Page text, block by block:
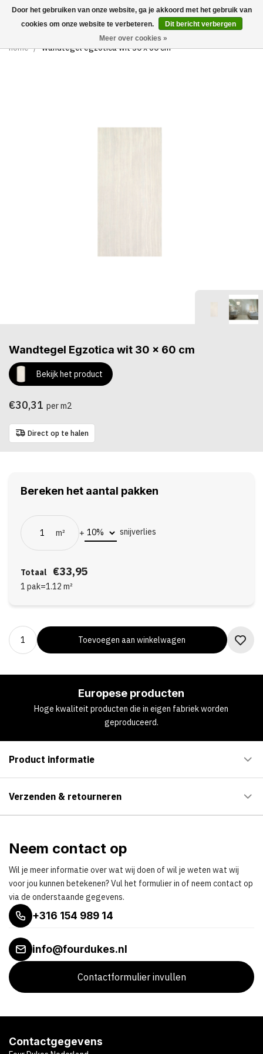
0
home / wandtegel egzotica wit 30 x 60 cm
Wandtegel Egzotica wit 30 x 60 cm
Bekijk het product
€30,31 per m2
Direct op te halen
Bereken het aantal pakken
m² + snijverlies
Totaal €33,95
1 pak=1.12 m²
Toevoegen aan winkelwagen
Europese producten
Hoge kwaliteit producten die in eigen fabriek worden
geproduceerd.
Product informatie
Verzenden & retourneren
Neem contact op
Wil je meer informatie over wat wij doen of wil je weten wat wij
voor jou kunnen betekenen? Vul het formulier in of neem contact op
via de onderstaande gegevens.
+316 154 989 14
info@fourdukes.nl
Contactformulier invullen
Contactgegevens
Door het gebruiken van onze website, ga je akkoord met het gebruik van
cookies om onze website te verbeteren.
Dit bericht verbergen
Meer over cookies »